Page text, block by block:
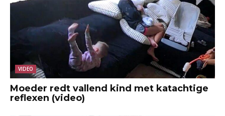
VIDEO
Moeder redt vallend kind met katachtige
reflexen (video)